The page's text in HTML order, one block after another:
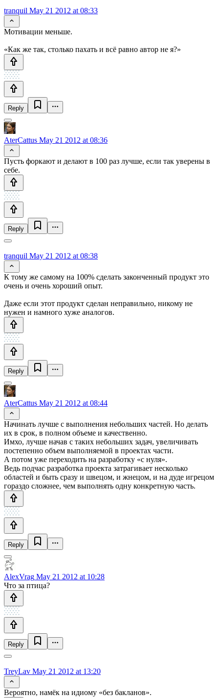
tranquil May 21 2012 at 08:33
Мотивации меньше.
«Как же так, столько пахать и всё равно автор не я?»
Reply
AterCattus May 21 2012 at 08:36
Пусть форкают и делают в 100 раз лучше, если так уверены в
себе.
Reply
tranquil May 21 2012 at 08:38
К тому же самому на 100% сделать законченный продукт это
очень и очень хороший опыт.
Даже если этот продукт сделан неправильно, никому не
нужен и намного хуже аналогов.
Reply
AterCattus May 21 2012 at 08:44
Начинать лучше с выполнения небольших частей. Но делать
их в срок, в полном объеме и качественно.
Имхо, лучше начав с таких небольших задач, увеличивать
постепенно объем выполняемой в проектах части.
А потом уже переходить на разработку «с нуля».
Ведь подчас разработка проекта затрагивает несколько
областей и быть сразу и швецом, и жнецом, и на дуде игрецом
гораздо сложнее, чем выполнять одну конкретную часть.
Reply
AlexVrag May 21 2012 at 10:28
Что за птица?
Reply
TreyLav May 21 2012 at 13:20
Вероятно, намёк на идиому «без бакланов».